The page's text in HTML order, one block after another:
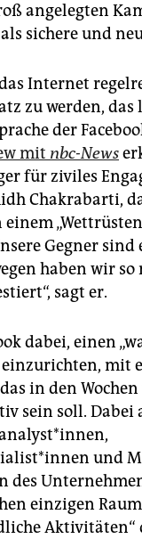
angelegten
sichere und
Internet
zu werden,
der
mit nbc-News
für ziviles
Chakrabarti,
Gegner sind
haben wir so
sagt er.
dabei, einen
einzurichten, mit
in den
sein soll. Dabei
und
des
einzigen